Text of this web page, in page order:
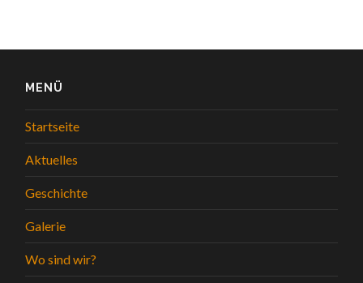
MENÜ
Startseite
Aktuelles
Geschichte
Galerie
Wo sind wir?